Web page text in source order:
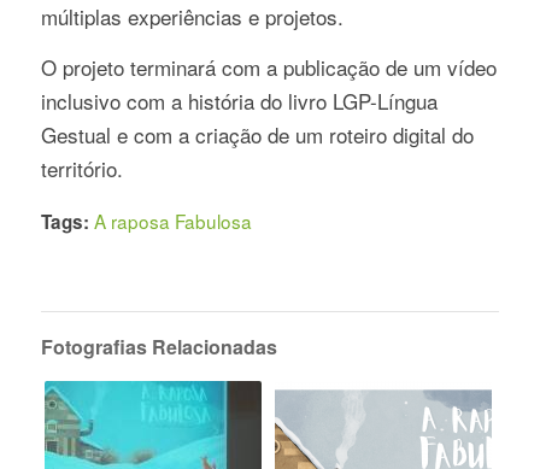
múltiplas experiências e projetos.
O projeto terminará com a publicação de um vídeo
inclusivo com a história do livro LGP-Língua
Gestual e com a criação de um roteiro digital do
território.
Tags: A raposa Fabulosa
Fotografias Relacionadas